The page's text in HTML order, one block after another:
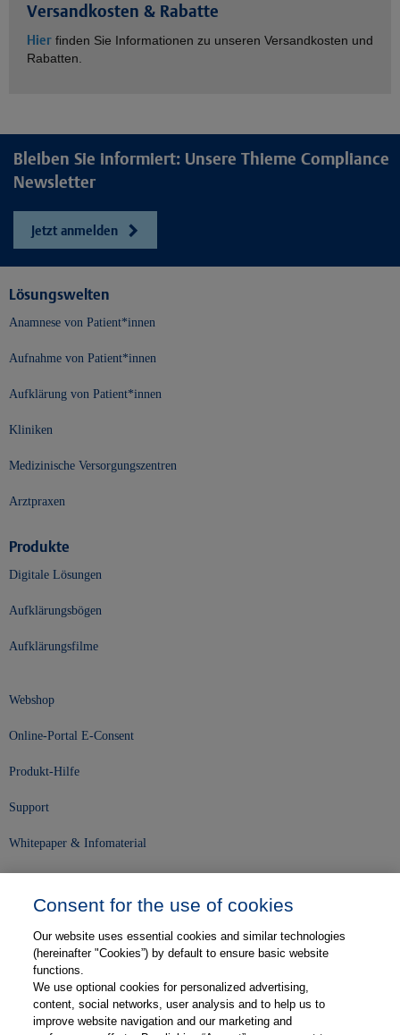
Versandkosten & Rabatte
Hier finden Sie Informationen zu unseren Versandkosten und
Rabatten.
Bleiben Sie informiert: Unsere Thieme Compliance
Newsletter
Jetzt anmelden
Lösungswelten
Anamnese von Patient*innen
Aufnahme von Patient*innen
Aufklärung von Patient*innen
Kliniken
Medizinische Versorgungszentren
Arztpraxen
Produkte
Digitale Lösungen
Aufklärungsbögen
Aufklärungsfilme
Webshop
Online-Portal E-Consent
Produkt-Hilfe
Support
Whitepaper & Infomaterial
Karriere
Kontakt
Web-Semniare
Consent for the use of cookies
Our website uses essential cookies and similar technologies
(hereinafter "Cookies”) by default to ensure basic website
functions.
We use optional cookies for personalized advertising,
content, social networks, user analysis and to help us to
improve website navigation and our marketing and